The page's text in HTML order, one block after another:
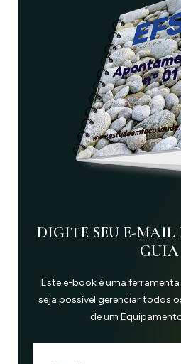
DIGITE SEU E-MAIL
GUIA
Este e-book é uma
seja possível gerenciar todos
de um